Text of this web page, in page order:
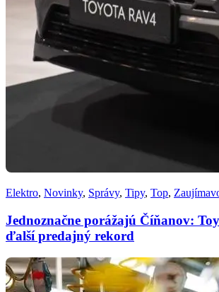
Elektro, Novinky, Správy, Tipy, Top,
Jednoznačne porážajú Číňanov:
ďalší predajný rekord